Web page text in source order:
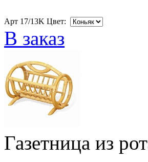
Арт 17/13K Цвет:
В заказ
Газетница из